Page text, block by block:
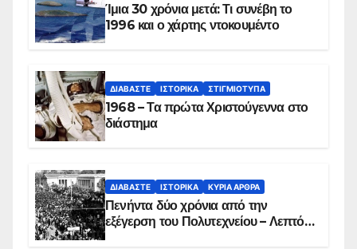
Ίμια 30 χρόνια μετά: Τι συνέβη το
1996 και ο χάρτης ντοκουμέντο
ΔΙΑΒΆΣΤΕ ΙΣΤΟΡΙΚΆ ΣΤΙΓΜΙΌΤΥΠΑ
1968 – Τα πρώτα Χριστούγεννα στο
διάστημα
ΔΙΑΒΆΣΤΕ ΙΣΤΟΡΙΚΆ ΚΥΡΙΑ ΑΡΘΡΑ
Πενήντα δύο χρόνια από την
εξέγερση του Πολυτεχνείου – Λεπτό